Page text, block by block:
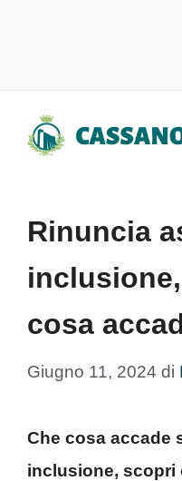
Rinuncia
cosa
Giugno 11, 2024 di
Che cosa accade
inclusione, scopri